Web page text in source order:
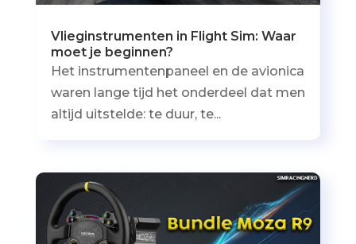
Vlieginstrumenten in Flight Sim: Waar
moet je beginnen?
Het instrumentenpaneel en de avionica
waren lange tijd het onderdeel dat men
altijd uitstelde: te duur, te...